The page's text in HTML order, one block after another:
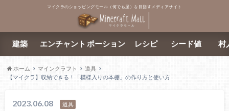
マイクラのショッピングモール（何でも屋）を目指すメディアサイト
建築 エンチャント ポーション レシピ シード値 村
ホーム マインクラフト
道具
【マイクラ】収納できる！「模様入りの本棚」の作り方と使い方
2023.06.08 道具